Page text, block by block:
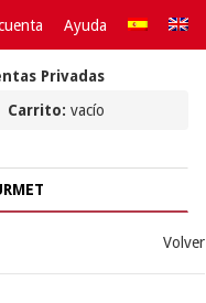
Ayuda
Privadas
Carrito: vacío
Volver